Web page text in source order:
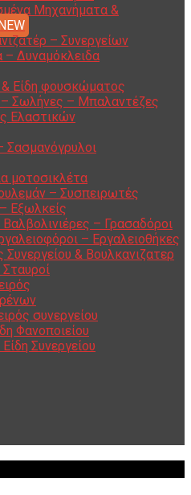
Μηχανήματα &
– Συνεργείων
– Δυναμόκλειδα
Είδη φουσκώματος
– Σωλήνες – Μπαλαντέζες
Ελαστικών
Σασμανόγρυλοι
μοτοσικλέτα
– Συσπειρωτές
Εξωλκείς
– Γρασαδόροι
– Εργαλειοθήκες
Συνεργείου & Βουλκανιζατερ
συνεργείου
Φανοποιείου
Συνεργείου